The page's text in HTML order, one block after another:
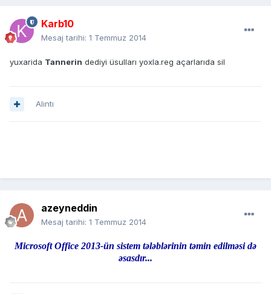
Karb10
Mesaj tarihi: 1 Temmuz 2014
yuxarida Tannerin dediyi üsulları yoxla.reg açarlarıda sil
Alıntı
azeyneddin
Mesaj tarihi: 1 Temmuz 2014
Microsoft Office 2013-ün sistem tələblərinin təmin edilməsi də
əsasdır...